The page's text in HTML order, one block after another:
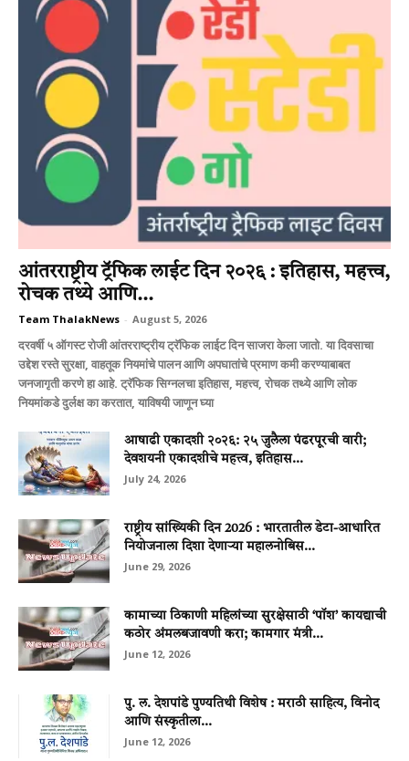
आंतरराष्ट्रीय ट्रॅफिक लाईट दिन २०२६ : इतिहास, महत्त्व,
रोचक तथ्ये आणि...
Team ThalakNews - August 5, 2026
दरवर्षी ५ ऑगस्ट रोजी आंतरराष्ट्रीय ट्रॅफिक लाईट दिन साजरा केला जातो. या दिवसाचा
उद्देश रस्ते सुरक्षा, वाहतूक नियमांचे पालन आणि अपघातांचे प्रमाण कमी करण्याबाबत
जनजागृती करणे हा आहे. ट्रॅफिक सिग्नलचा इतिहास, महत्त्व, रोचक तथ्ये आणि लोक
नियमांकडे दुर्लक्ष का करतात, याविषयी जाणून घ्या
आषाढी एकादशी २०२६: २५ जुलैला पंढरपूरची वारी;
देवशयनी एकादशीचे महत्त्व, इतिहास...
July 24, 2026
राष्ट्रीय सांख्यिकी दिन 2026 : भारतातील डेटा-आधारित
नियोजनाला दिशा देणाऱ्या महालनोबिस...
June 29, 2026
कामाच्या ठिकाणी महिलांच्या सुरक्षेसाठी ‘पॉश’ कायद्याची
कठोर अंमलबजावणी करा; कामगार मंत्री...
June 12, 2026
पु. ल. देशपांडे पुण्यतिथी विशेष : मराठी साहित्य, विनोद
आणि संस्कृतीला...
June 12, 2026